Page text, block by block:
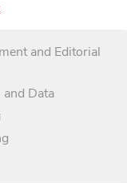
and Editorial
Data